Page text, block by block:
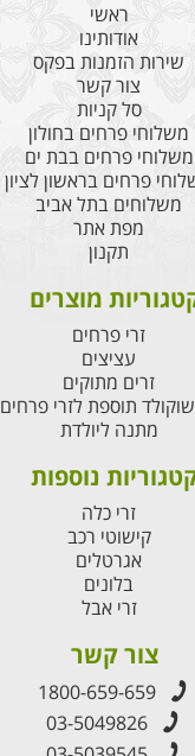
ראשי
אודותינו
שירות הזמנות בפקס
צור קשר
סל קניות
משלוחי פרחים בחולון
משלוחי פרחים בבת ים
פרחים בראשון לציון
משלוחים בתל אביב
מפת אתר
תקנון
מוצרים
זרי פרחים
עציצים
זרים מתוקים
ושוקולד תוספת לזרי פרחים
מתנה ליולדת
נוספות
זרי כלה
קישוטי רכב
אגרטלים
בלונים
זרי אבל
צור קשר
1800-659-659
03-5049826